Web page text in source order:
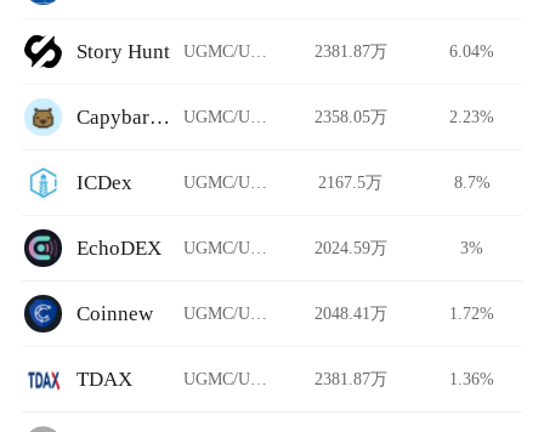
Story Hunt 2381.87万 6.04%
CapybaraDEX 2358.05万 2.23%
ICDex 2167.5万 8.7%
EchoDEX 2024.59万 3%
Coinnew 2048.41万 1.72%
TDAX 2381.87万 1.36%